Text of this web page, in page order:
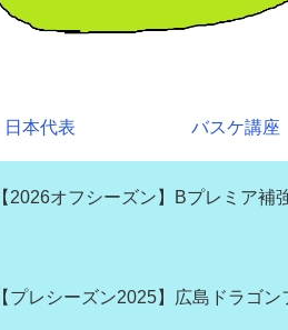
日本代表 バスケ講座
【2026オフシーズン】Bプレミア補
【プレシーズン2025】広島ドラゴ